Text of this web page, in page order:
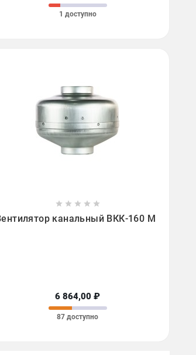
1 доступно
    
канальный ВКК-160 М
6 864,00 ₽
87 доступно